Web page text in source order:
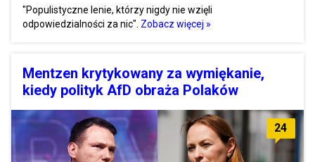
"Populistyczne lenie, którzy nigdy nie wzięli
odpowiedzialności za nic". Zobacz więcej »
Mentzen krytykowany za wymiękanie,
kiedy polityk AfD obraża Polaków
24